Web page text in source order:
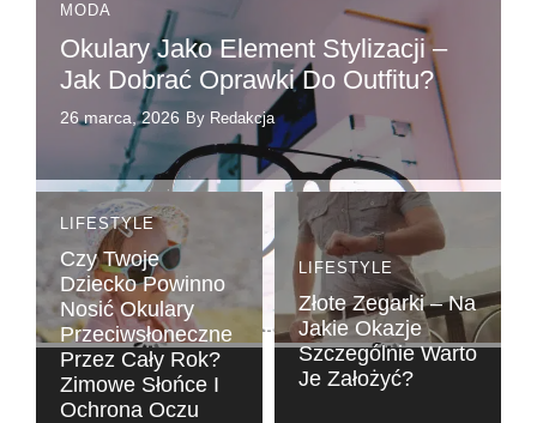
MODA
Okulary Jako Element Stylizacji –
Jak Dobrać Oprawki Do Outfitu?
26 marca, 2026 By Redakcja
LIFESTYLE
Czy Twoje
Dziecko Powinno
Nosić Okulary
Przeciwsłoneczne
Przez Cały Rok?
Zimowe Słońce I
Ochrona Oczu
LIFESTYLE
Złote Zegarki – Na
Jakie Okazje
Szczególnie Warto
Je Założyć?